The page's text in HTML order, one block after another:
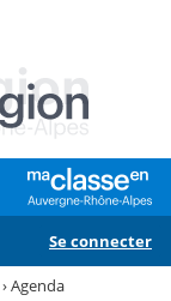
Se connecter
›Agenda